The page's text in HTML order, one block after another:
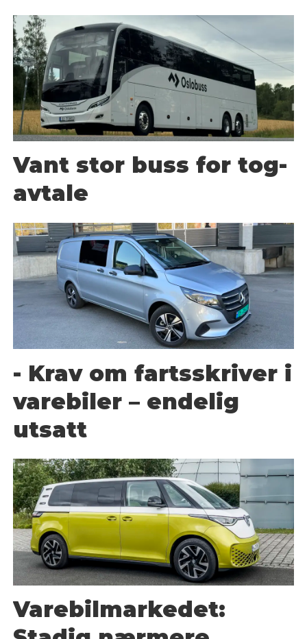
Vant stor buss for tog-
avtale
- Krav om fartsskriver i
varebiler – endelig
utsatt
Varebilmarkedet: